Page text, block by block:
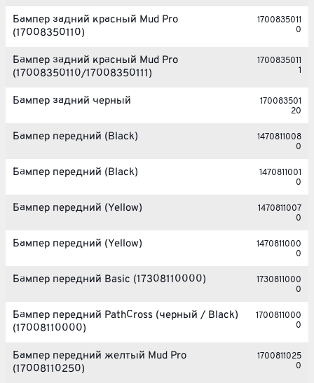
Бампер задний красный Mud Pro
(17008350110)
1700835011
0
Бампер задний красный Mud Pro
(17008350110/17008350111)
1700835011
1
Бампер задний черный
170083501
20
Бампер передний (Black)
1470811008
0
Бампер передний (Black)
1470811001
0
Бампер передний (Yellow)
1470811007
0
Бампер передний (Yellow)
1470811000
0
Бампер передний Basic (17308110000)
1730811000
0
Бампер передний PathCross (черный / Black)
(17008110000)
1700811000
0
Бампер передний желтый Mud Pro
(17008110250)
1700811025
0